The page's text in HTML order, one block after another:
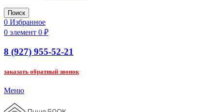
Поиск
0 Избранное
0 элемент 0 ₽
8 (927) 955-52-21
заказать обратный звонок
Меню